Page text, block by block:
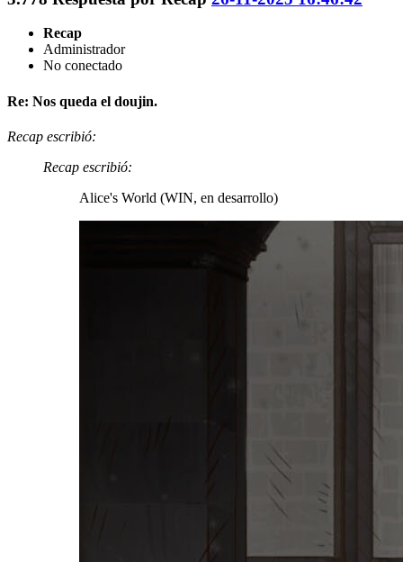
Recap
Administrador
No conectado
Re: Nos queda el doujin.
Recap escribió:
Recap escribió:
Alice's World (WIN, en desarrollo)